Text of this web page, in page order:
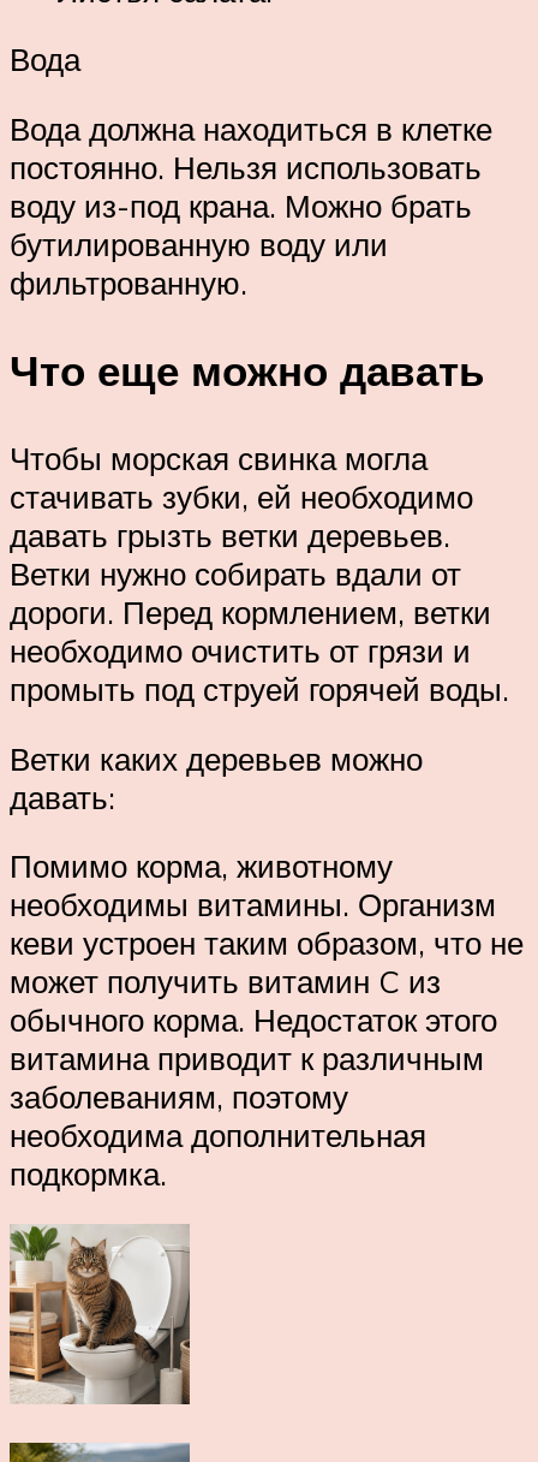
Вода
Вода должна находиться в клетке
постоянно. Нельзя использовать
воду из-под крана. Можно брать
бутилированную воду или
фильтрованную.
Что еще можно давать
Чтобы морская свинка могла
стачивать зубки, ей необходимо
давать грызть ветки деревьев.
Ветки нужно собирать вдали от
дороги. Перед кормлением, ветки
необходимо очистить от грязи и
промыть под струей горячей воды.
Ветки каких деревьев можно
давать:
Помимо корма, животному
необходимы витамины. Организм
кеви устроен таким образом, что не
может получить витамин C из
обычного корма. Недостаток этого
витамина приводит к различным
заболеваниям, поэтому
необходима дополнительная
подкормка.